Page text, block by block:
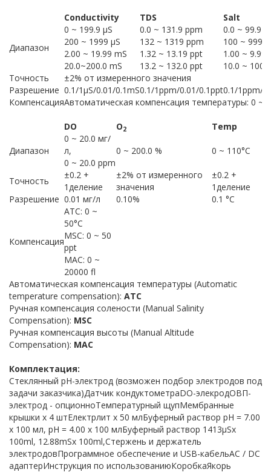
Conductivity TDS Salt
Диапазон
0 ~ 199.9 µS
200 ~ 1999 µS
2.00 ~ 19.99 mS
20.0~200.0 mS
0.0 ~ 131.9 ppm
132 ~ 1319 ppm
1.32 ~ 13.19 ppt
13.2 ~ 132.0 ppt
0.0 ~ 99.9
100 ~ 999
1.00 ~ 9.99
10.0 ~
Точность
±2% от измеренного значения
Разрешение 0.1/1µS/0.01/0.1mS0.1/1ppm/0.01/0.1ppt0.1/1ppm/
КомпенсацияАвтоматическая компенсация температуры: 0 ~
DO O2 Temp
Диапазон
0 ~ 20.0 мг/
л,
0 ~ 20.0 ppm
0 ~ 200.0 % 0 ~ 110°С
Точность
±0.2 +
1деление
±2% от измеренного
значения
±0.2 +
1деление
Разрешение 0.01 мг/л 0.10% 0.1 °С
Компенсация
ATC: 0 ~
50°С
MSC: 0 ~ 50
ppt
MAC: 0 ~
20000 fl
Автоматическая компенсация температуры (Аutomatic
temperature compensation): АТС
Ручная компенсация солености (Manual Salinity
Compensation): MSC
Ручная компенсация высоты (Manual Altitude
Compensation): MAC
Комплектация:
Стеклянный рН-электрод (возможен подбор электродов под
задачи заказчика)Датчик кондуктометраDO-элекродОВП-
электрод - опционноТемпературный щупМембранные
крышки х 4 штЕлектрлит х 50 млБуферный раствор рН = 7.00
х 100 мл, рН = 4.00 х 100 млБуферный раствор 1413μSx
100ml, 12.88mSx 100ml,Стержень и держатель
электродовПрограммное обеспечение и USB-кабельAC / DC
адаптерИнструкция по использованиюКоробкаЯкорь